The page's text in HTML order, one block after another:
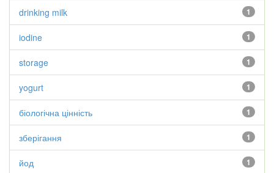
1
drinking milk
1
iodine
1
storage
1
yogurt
1
біологічна цінність
1
зберігання
1
йод